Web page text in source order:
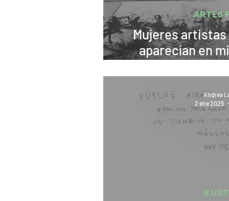
Mujeres artistas
aparecían en
ARTES
Andrea
2 ene 2025